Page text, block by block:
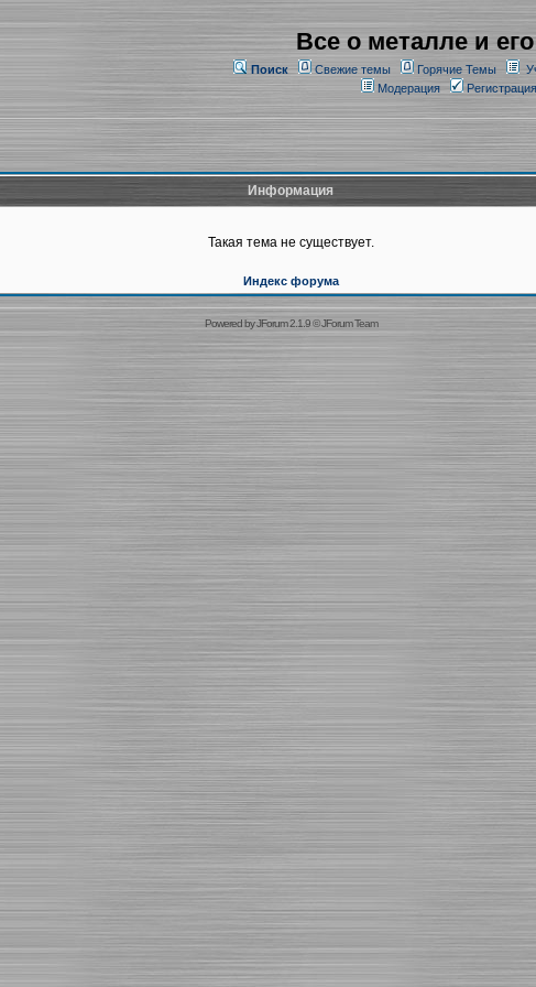
Все о металле и
Поиск Свежие темы Горячие Темы
Модерация
Регистрация
Информация
Такая тема не существует.
Индекс форума
Powered byJForum 2.1.9©JForum Team